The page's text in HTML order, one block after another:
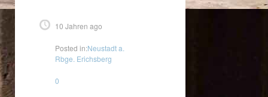
10 Jahren ago
Posted in:Neustadt a.
Rbge. Erichsberg
0